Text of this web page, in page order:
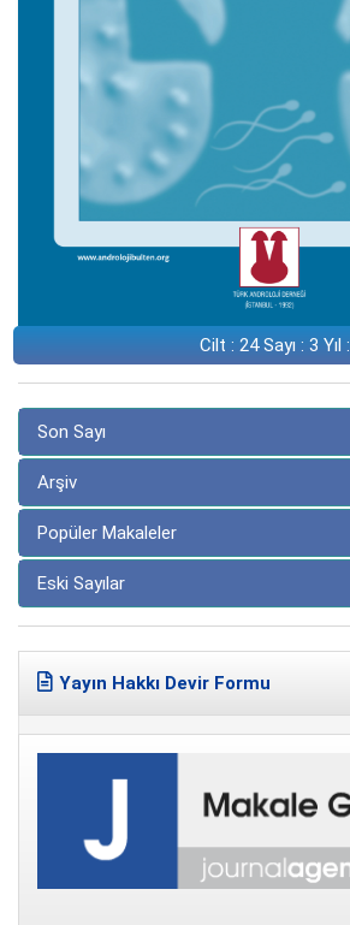
Cilt : 24 Sayı : 3 Yıl :
Son Sayı
Arşiv
Popüler Makaleler
Eski Sayılar
Yayın Hakkı Devir Formu